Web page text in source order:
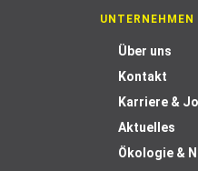
UNTERNEHMEN
Über uns
Kontakt
Karriere &
Aktuelles
Ökologie &